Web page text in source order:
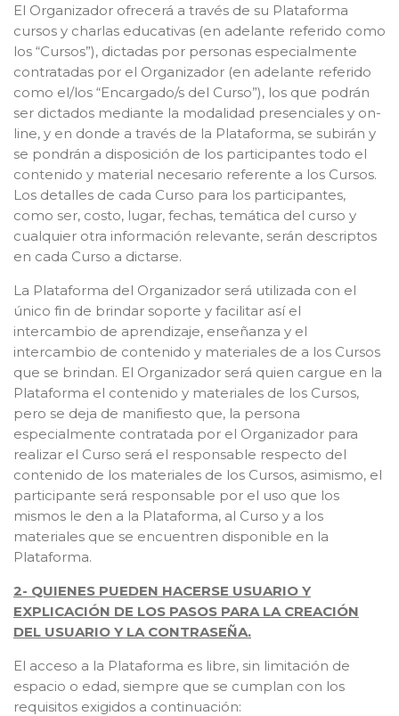
El Organizador ofrecerá a través de su Plataforma
cursos y charlas educativas (en adelante referido como
los “Cursos”), dictadas por personas especialmente
contratadas por el Organizador (en adelante referido
como el/los “Encargado/s del Curso”), los que podrán
ser dictados mediante la modalidad presenciales y on-
line, y en donde a través de la Plataforma, se subirán y
se pondrán a disposición de los participantes todo el
contenido y material necesario referente a los Cursos.
Los detalles de cada Curso para los participantes,
como ser, costo, lugar, fechas, temática del curso y
cualquier otra información relevante, serán descriptos
en cada Curso a dictarse.
La Plataforma del Organizador será utilizada con el
único fin de brindar soporte y facilitar así el
intercambio de aprendizaje, enseñanza y el
intercambio de contenido y materiales de a los Cursos
que se brindan. El Organizador será quien cargue en la
Plataforma el contenido y materiales de los Cursos,
pero se deja de manifiesto que, la persona
especialmente contratada por el Organizador para
realizar el Curso será el responsable respecto del
contenido de los materiales de los Cursos, asimismo, el
participante será responsable por el uso que los
mismos le den a la Plataforma, al Curso y a los
materiales que se encuentren disponible en la
Plataforma.
2- QUIENES PUEDEN HACERSE USUARIO Y
EXPLICACIÓN DE LOS PASOS PARA LA CREACIÓN
DEL USUARIO Y LA CONTRASEÑA.
El acceso a la Plataforma es libre, sin limitación de
espacio o edad, siempre que se cumplan con los
requisitos exigidos a continuación: